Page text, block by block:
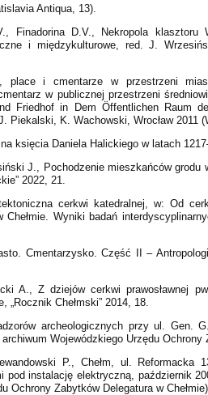
Antiqua, 13).
Finadorina D.V., Nekropola
i międzykulturowe, red. J.
place i cmentarze w przestrzeni
w publicznej przestrzeni
Friedhof in Dem Öffentlichen Raum
Piekalski, K. Wachowski, Wrocław 2011
księcia Daniela Halickiego w latach
J., Pochodzenie mieszkańców grodu
2022, 21.
cerkwi katedralnej, w: Od
Wyniki badań
Cmentarzysko. Część II –
A., Z dziejów cerkwi prawosławnej
Chełmski” 2014, 18.
archeologicznych przy ul. Gen.
Wojewódzkiego Urzędu Ochrony
P., Chełm, ul. Reformacka
pod instalację elektryczną, październik
Ochrony Zabytków Delegatura w Chełmie).